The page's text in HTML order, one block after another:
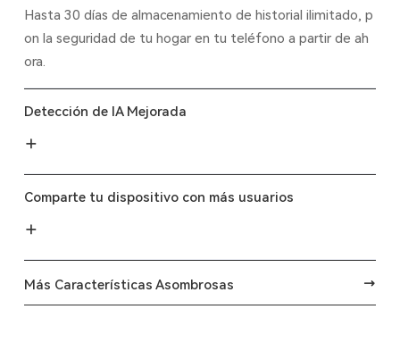
Hasta 30 días de almacenamiento de historial ilimitado, p
on la seguridad de tu hogar en tu teléfono a partir de ah
ora.
Detección de IA Mejorada
Comparte tu dispositivo con más usuarios
Más Características Asombrosas